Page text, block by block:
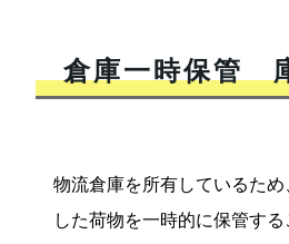
倉庫一時保管
物流倉庫を所有しているた
した荷物を一時的に保管する